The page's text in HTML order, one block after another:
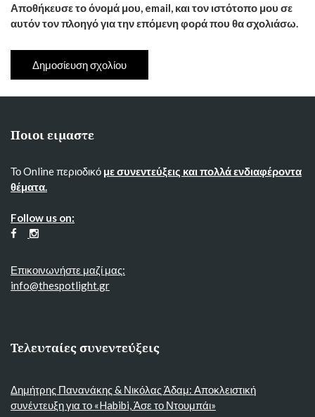
Αποθήκευσε το όνομά μου, email, και τον ιστότοπο μου σε
αυτόν τον πλοηγό για την επόμενη φορά που θα σχολιάσω.
Ποιοι ειμαστε
Το Online περιοδικό με συνεντεύξεις και πολλά ενδιαφέροντα
θέματα.
Follow us on:
Επικοινωνήστε μαζί μας:
info@thespotlight.gr
Τελευταίες συνεντεύξεις
Δημήτρης Πανανάκης & Νικόλας Άδαμ: Αποκλειστική
συνέντευξη για το «Habibi, Άσε το Ντουμπάι»